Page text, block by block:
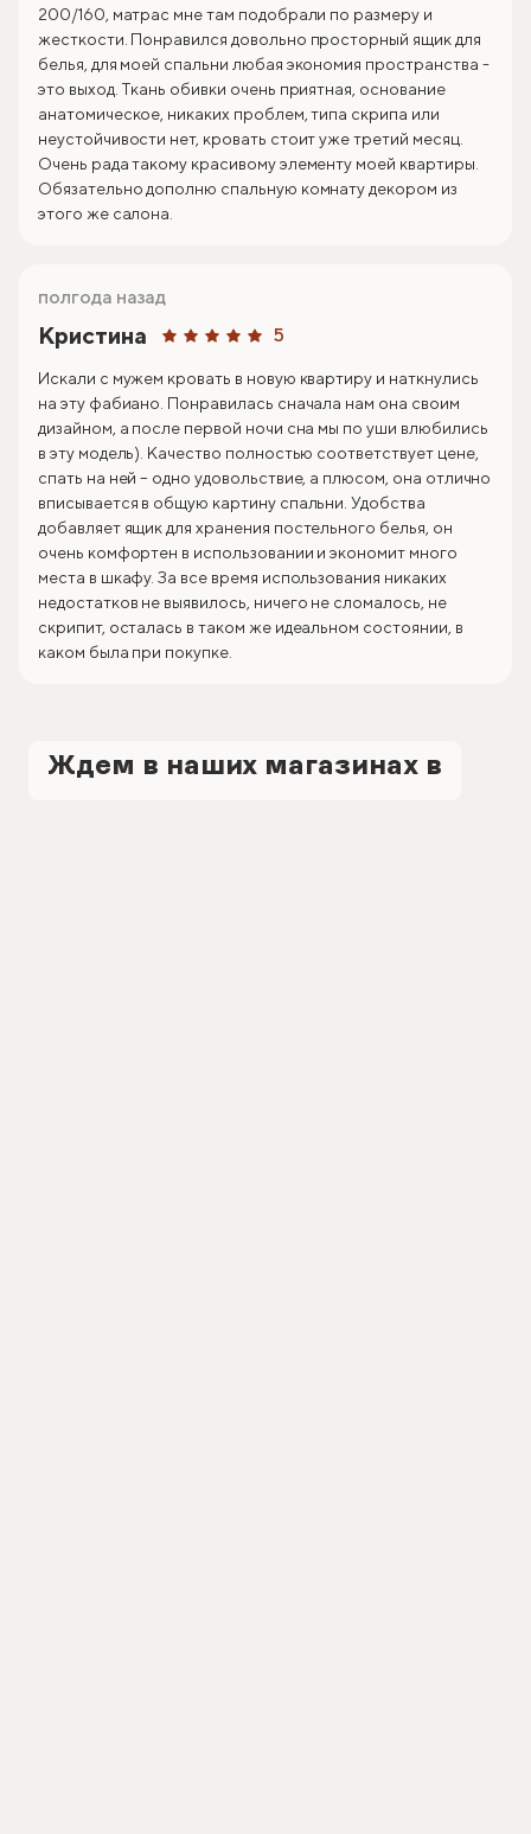
200/160, матрас мне там подобрали по размеру и
жесткости. Понравился довольно просторный ящик для
белья, для моей спальни любая экономия пространства -
это выход. Ткань обивки очень приятная, основание
анатомическое, никаких проблем, типа скрипа или
неустойчивости нет, кровать стоит уже третий месяц.
Очень рада такому красивому элементу моей квартиры.
Обязательно дополню спальную комнату декором из
этого же салона.
Кристина 5
полгода назад
Искали с мужем кровать в новую квартиру и наткнулись
на эту фабиано. Понравилась сначала нам она своим
дизайном, а после первой ночи сна мы по уши влюбились
в эту модель). Качество полностью соответствует цене,
спать на ней – одно удовольствие, а плюсом, она отлично
вписывается в общую картину спальни. Удобства
добавляет ящик для хранения постельного белья, он
очень комфортен в использовании и экономит много
места в шкафу. За все время использования никаких
недостатков не выявилось, ничего не сломалось, не
скрипит, осталась в таком же идеальном состоянии, в
каком была при покупке.
Ждем в наших магазинах в